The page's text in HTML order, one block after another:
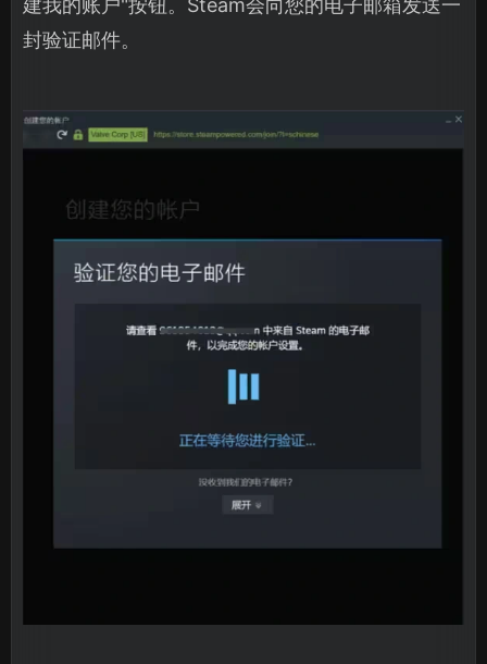
建我的账户"按钮。Steam会向您的电子邮箱发送一
封验证邮件。